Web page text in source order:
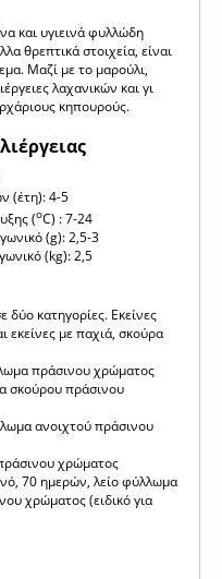
και υγιεινά φυλλώδη
θρεπτικά στοιχεία, είναι
Μαζί με το μαρούλι,
λαχανικών και γι
κηπουρούς.
(έτη): 4-5
(οC) : 7-24
(g): 2,5-3
(kg): 2,5
δύο κατηγορίες. Εκείνες
εκείνες με παχιά, σκούρα
πράσινου χρώματος
σκούρου πράσινου
ανοιχτού πράσινου
χρώματος
70 ημερών, λείο φύλλωμα
χρώματος (ειδικό για